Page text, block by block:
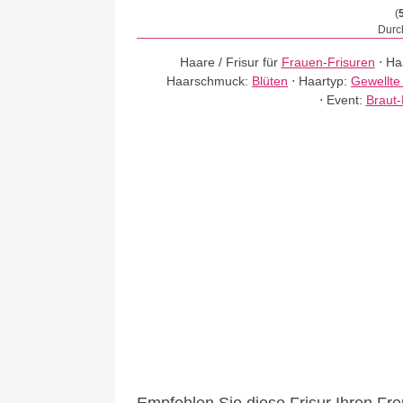
(
Haare / Frisur für Frauen-Frisuren ⋅
Haarschmuck: Blüten ⋅ Haartyp:
⋅ Event: